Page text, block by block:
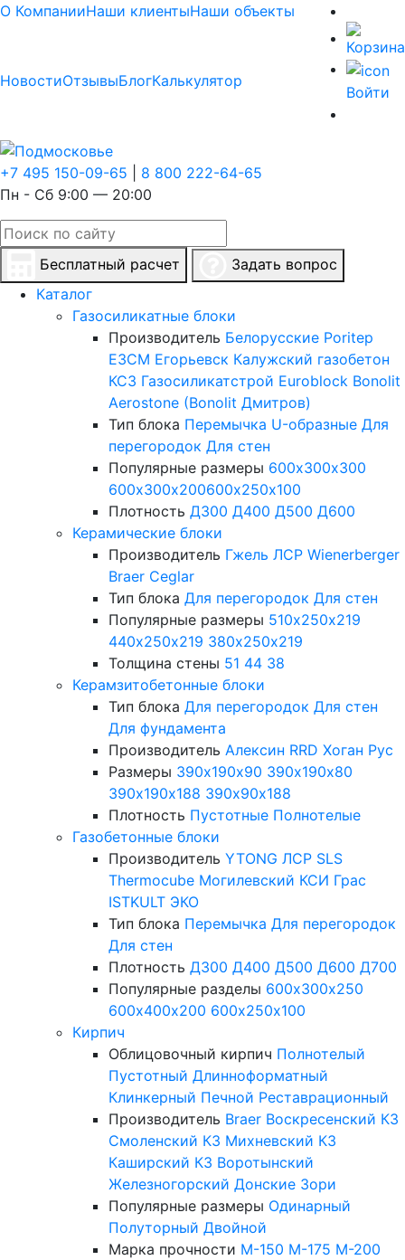
О КомпанииНаши клиентыНаши объекты
НовостиОтзывыБлогКалькулятор
Войти
+7 495 150-09-65
8 800 222-64-65
Пн - Сб 9:00 — 20:00
Бесплатный расчет
Задать вопрос
Каталог
Газосиликатные блоки
Производитель Белорусские Poritep
ЕЗСМ Егорьевск Калужский газобетон
КСЗ Газосиликатстрой Euroblock Bonolit
Aerostone (Bonolit Дмитров)
Тип блока Перемычка U-образные Для
перегородок Для стен
Популярные размеры 600х300х300
600х300х200600х250х100
Плотность Д300 Д400 Д500 Д600
Керамические блоки
Производитель Гжель ЛСР Wienerberger
Braer Ceglar
Тип блока Для перегородок Для стен
Популярные размеры 510х250х219
440х250х219 380х250х219
Толщина стены 51 44 38
Керамзитобетонные блоки
Тип блока Для перегородок Для стен
Для фундамента
Производитель Алексин RRD Хоган Рус
Размеры 390х190х90 390х190х80
390х190х188 390х90х188
Плотность Пустотные Полнотелые
Газобетонные блоки
Производитель YTONG ЛСР SLS
Thermocube Могилевский КСИ Грас
ISTKULT ЭКО
Тип блока Перемычка Для перегородок
Для стен
Плотность Д300 Д400 Д500 Д600 Д700
Популярные разделы 600х300х250
600х400х200 600х250х100
Кирпич
Облицовочный кирпич Полнотелый
Пустотный Длинноформатный
Клинкерный Печной Реставрационный
Производитель Braer Воскресенский КЗ
Смоленский КЗ Михневский КЗ
Каширский КЗ Воротынский
Железногорский Донские Зори
Популярные размеры Одинарный
Полуторный Двойной
Марка прочности М-150 М-175 М-200